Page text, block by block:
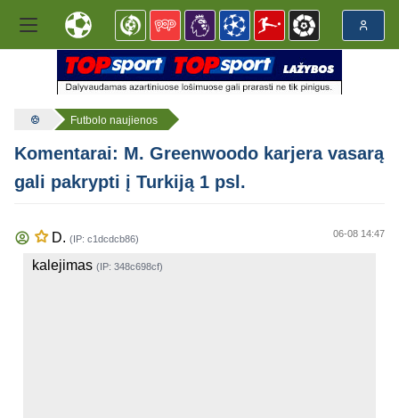
Futbolo naujienos
Komentarai: M. Greenwoodo karjera vasarą
gali pakrypti į Turkiją 1 psl.
D. (IP: c1dcdcb86) 06-08 14:47
kalejimas (IP: 348c698cf)